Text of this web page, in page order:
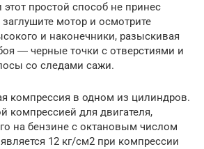
этот простой способ не принес
заглушите мотор и осмотрите
и наконечники, разыскивая
― черные точки с отверстиями и
со следами сажи.
компрессия в одном из цилиндров.
компрессией для двигателя,
на бензине с октановым числом
12 кг/см2 при компрессии